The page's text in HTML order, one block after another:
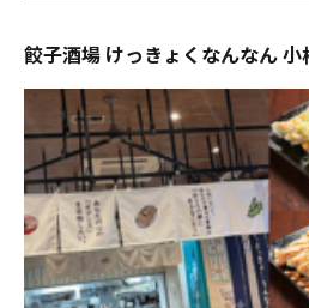
餃子酒場 けっきょくなんなん 小